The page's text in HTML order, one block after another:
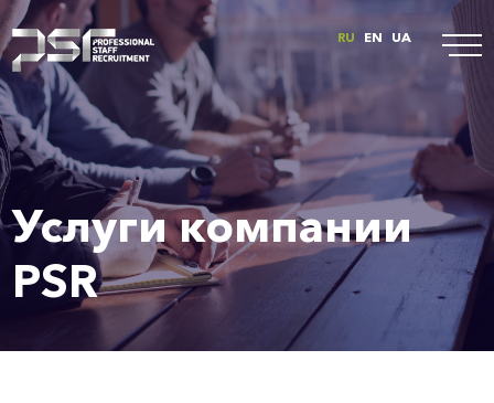
RU EN UA
Услуги компании
PSR